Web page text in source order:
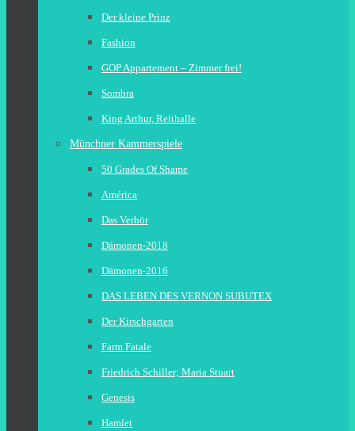
Der kleine Prinz
Fashion
GOP Appartement – Zimmer frei!
Sombra
King Arthur, Reithalle
Münchner Kammerspiele
50 Grades Of Shame
América
Das Verhör
Dämonen-2018
Dämonen-2016
DAS LEBEN DES VERNON SUBUTEX
Der Kirschgarten
Farm Fatale
Friedrich Schiller; Maria Stuart
Genesis
Hamlet